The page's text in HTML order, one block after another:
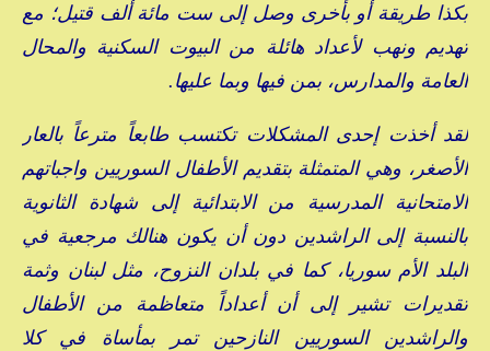
بكذا طريقة أو بأخرى وصل إلى ست مائة ألف قتيل؛ مع
تهديم ونهب لأعداد هائلة من البيوت السكنية والمحال
العامة والمدارس، بمن فيها وبما عليها.
لقد أخذت إحدى المشكلات تكتسب طابعاً مترعاً بالعار
الأصغر، وهي المتمثلة بتقديم الأطفال السوريين واجباتهم
الامتحانية المدرسية من الابتدائية إلى شهادة الثانوية
بالنسبة إلى الراشدين دون أن يكون هنالك مرجعية في
البلد الأم سوريا، كما في بلدان النزوح، مثل لبنان وثمة
تقديرات تشير إلى أن أعداداً متعاظمة من الأطفال
والراشدين السوريين النازحين تمر بمأساة في كلا